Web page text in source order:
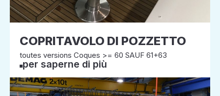
COPRITAVOLO DI POZZETTO
toutes versions Coques >= 60 SAUF 61+63
per saperne di più